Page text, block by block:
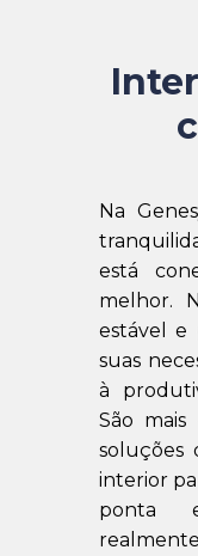
Na
está
melhor.
estável e
suas
à
São
soluções
interior
ponta